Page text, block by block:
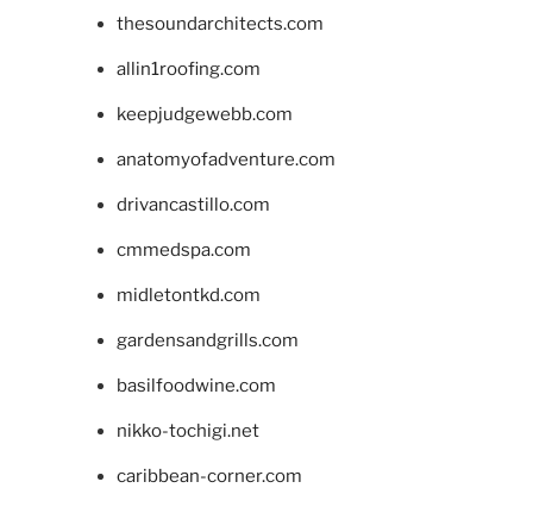
thesoundarchitects.com
allin1roofing.com
keepjudgewebb.com
anatomyofadventure.com
drivancastillo.com
cmmedspa.com
midletontkd.com
gardensandgrills.com
basilfoodwine.com
nikko-tochigi.net
caribbean-corner.com